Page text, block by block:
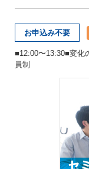
お申込み不要
■12:00〜13:30■変
員制